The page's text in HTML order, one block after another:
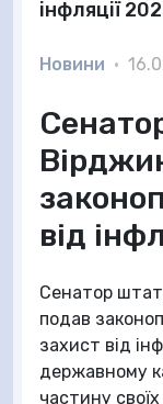
інфляції
Новини •
від
Сенатор
подав
захист від
державному
частину